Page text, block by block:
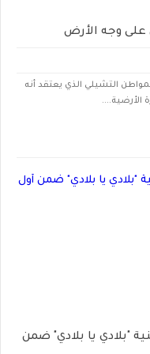
التشيلي الذي يعتقد أنه
الأرضية....
"بلادي يا بلادي" ضمن